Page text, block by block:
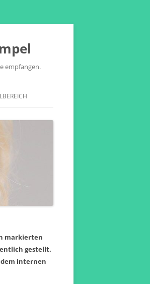
empfangen.
markierten
gestellt.
dem internen